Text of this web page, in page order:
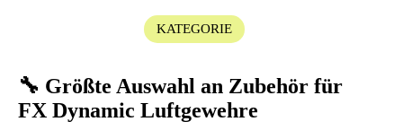
KATEGORIE
🔧 Größte Auswahl an Zubehör für
FX Dynamic Luftgewehre